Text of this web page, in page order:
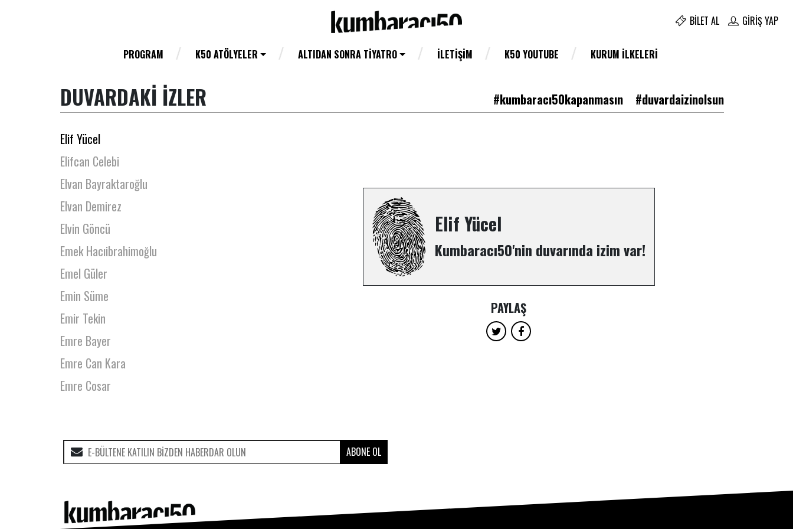
BILET AL GIRIŞ YAP
PROGRAM K50 ATÖLYELER ALTIDAN SONRA TIYATRO İLETIŞIM K50 YOUTUBE KURUM İLKELERI
DUVARDAKİ İZLER #kumbaracı50kapanmasın #duvardaizinolsun
Elif Ongan Tekçe
Elif Tunaboylu
Elif Yonca
Elif Yücel
Elifcan Celebi
Elvan Bayraktaroğlu
Elvan Demirez
Elvin Göncü
Emek Hacıibrahimoğlu
Emel Güler
Emin Süme
Emir Tekin
Emre Bayer
Emre Can Kara
Emre Cosar
Emre Karaman
Erdem Aydınlı
Erdem Gürbüz
Elif Yücel
Kumbaracı50'nin duvarında izim var!
PAYLAŞ
ABONE OL